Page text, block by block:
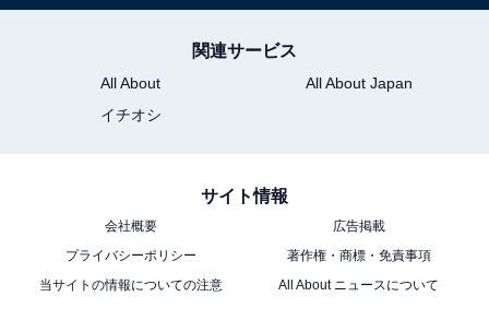
関連サービス
All About
All About Japan
イチオシ
サイト情報
会社概要
広告掲載
プライバシーポリシー
著作権・商標・免責事項
当サイトの情報についての注意
All About ニュースについて